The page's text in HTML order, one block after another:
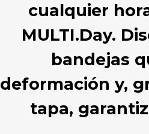
cualquier
MULTI.Day.
bandejas
deformación y,
tapa,